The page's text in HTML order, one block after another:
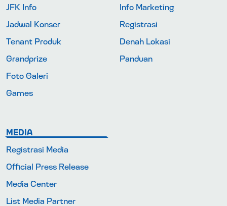
JFK Info
Jadwal Konser
Tenant Produk
Grandprize
Foto Galeri
Games
Info Marketing
Registrasi
Denah Lokasi
Panduan
MEDIA
Registrasi Media
Official Press Release
Media Center
List Media Partner